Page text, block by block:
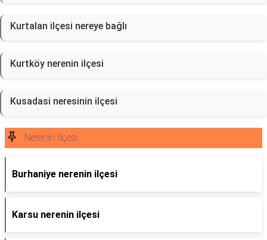
Kurtalan ilçesi nereye bağlı
Kurtköy nerenin ilçesi
Kusadasi neresinin ilçesi
Nerenin İlçesi
Burhaniye nerenin ilçesi
Karsu nerenin ilçesi